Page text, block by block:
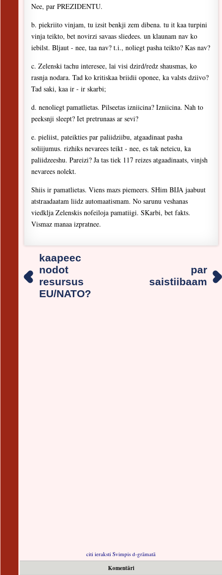
Nee, par PREZIDENTU.
b. piekriito vinjam, tu izsit benkji zem dibena. tu it kaa turpini
vinja teikto, bet novirzi savaas sliedees. un klaunam nav ko
iebilst. Bljaut - nee, taa nav? t.i., noliegt pasha teikto? Kas nav?
c. Zelenski tachu interesee, lai visi dzird/redz shausmas, ko
rasnja nodara. Tad ko kritiskaa briidii oponee, ka valsts dziivo?
Tad saki, kaa ir - ir skarbi;
d. nenoliegt pamatlietas. Pilseetas izniicina? Izniicina. Nah to
peeksnji sleept? Iet pretrunaas ar sevi?
e. pieliist, pateikties par paliidziibu, atgaadinaat pasha
soliijumus. rizhiks nevarees teikt - nee, es tak neteicu, ka
paliidzeeshu. Pareizi? Ja tas tiek 117 reizes atgaadinaats, vinjsh
nevarees nolekt.
Shiis ir pamatlietas. Viens mazs piemeers. SHim BIJA jaabuut
atstraadaatam liidz automaatismam. No sarunu veshanas
viedklja Zelenskis nofeiloja pamatiigi. SKarbi, bet fakts.
Vismaz manaa izpratnee.
kaapeec
nodot
resursus
EU/NATO?
par
saistiibaam
citi ieraksti Svimpis d-grāmatā
Komentāri